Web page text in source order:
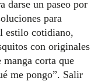
darse un paseo por
para
estilo cotidiano,
con originales
manga corta que
me pongo”. Salir